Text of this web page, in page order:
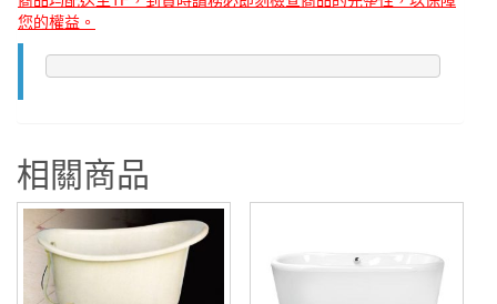
您的權益。
相關商品